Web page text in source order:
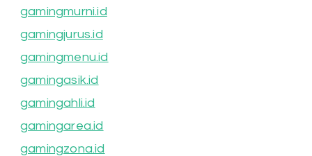
gamingmurni.id
gamingjurus.id
gamingmenu.id
gamingasik.id
gamingahli.id
gamingarea.id
gamingzona.id